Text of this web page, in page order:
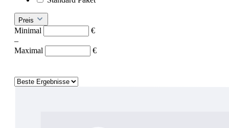
Preis
Minimal
€
–
Maximal
€